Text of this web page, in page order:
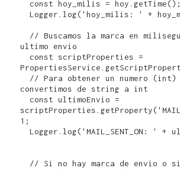
  Logger.log('hoy_milis: ' + hoy_milis);
ultimo envio
convertimos de string a int
1;
  Logger.log('MAIL_SENT_ON: ' + ultimoEnvio);